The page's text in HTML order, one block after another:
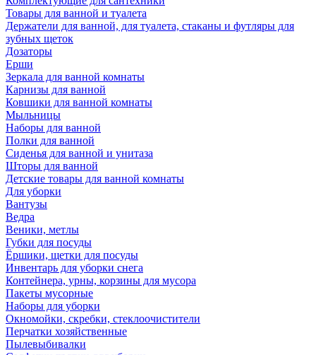
Товары для ванной и туалета
Держатели для ванной, для туалета, стаканы и футляры для
зубных щеток
Дозаторы
Ерши
Зеркала для ванной комнаты
Карнизы для ванной
Ковшики для ванной комнаты
Мыльницы
Наборы для ванной
Полки для ванной
Сиденья для ванной и унитаза
Шторы для ванной
Детские товары для ванной комнаты
Для уборки
Вантузы
Ведра
Веники, метлы
Губки для посуды
Ёршики, щетки для посуды
Инвентарь для уборки снега
Контейнера, урны, корзины для мусора
Пакеты мусорные
Наборы для уборки
Окномойки, скребки, стеклоочистители
Перчатки хозяйственные
Пылевыбивалки